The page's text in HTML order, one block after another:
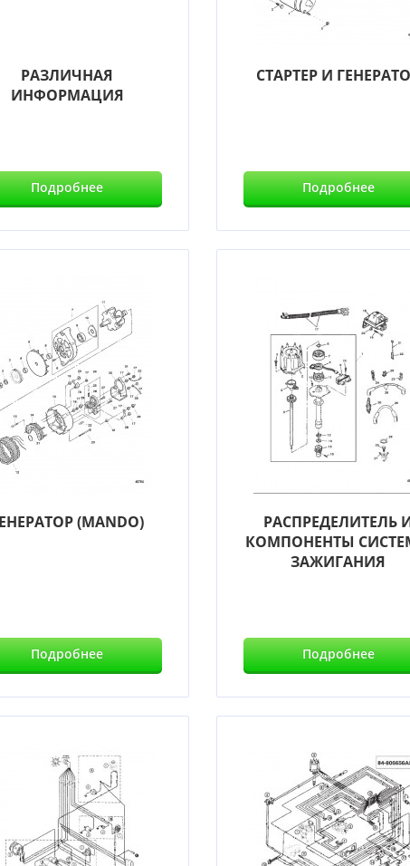
РАЗЛИЧНАЯ
ИНФОРМАЦИЯ
Подробнее
СТАРТЕР И
Подробнее
(MANDO)
Подробнее
РАСПРЕДЕЛИТЕЛЬ
КОМПОНЕНТЫ
ЗАЖИГАНИЯ
Подробнее